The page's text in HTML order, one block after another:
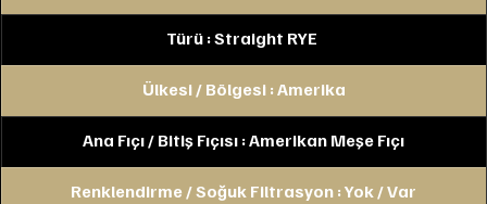
Türü : Straight RYE
Ülkesi / Bölgesi : Amerika
Ana Fıçı / Bitiş Fıçısı : Amerikan Meşe Fıçı
Renklendirme / Soğuk Filtrasyon : Yok / Var